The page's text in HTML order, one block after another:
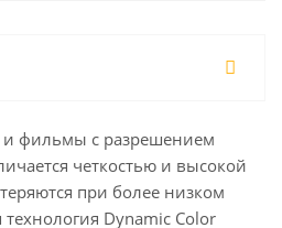
и фильмы с разрешением
четкостью и высокой
при более низком
Dynamic Color